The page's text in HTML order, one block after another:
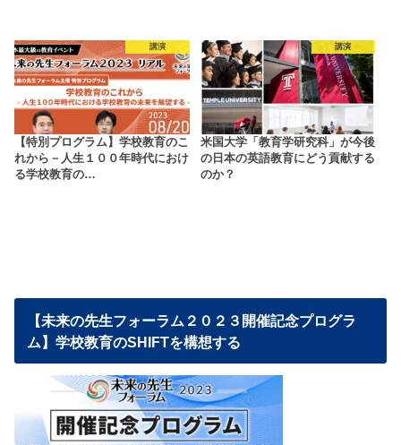
講演
【特別プログラム】学校教育のこ
れから－人生１００年時代におけ
る学校教育の…
講演
米国大学「教育学研究科」が今後
の日本の英語教育にどう貢献する
のか？
【未来の先生フォーラム２０２３開催記念プログラ
ム】学校教育のSHIFTを構想する